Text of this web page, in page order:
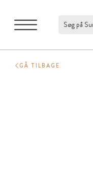
Søg på
GÅ TILBAGE